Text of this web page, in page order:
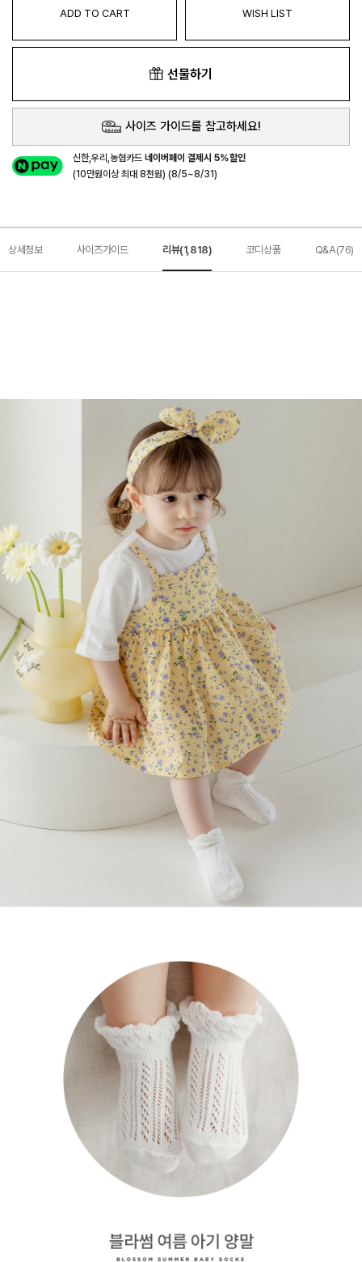
ADD TO CART WISH LIST
선물하기
사이즈 가이드를 참고하세요!
신한,우리,농협카드네이버페이 결제시 5%할인
(10만원이상 최대 8천원) (8/5~8/31)
상세정보 사이즈가이드 리뷰(1,818) 코디상품 Q&A(76)